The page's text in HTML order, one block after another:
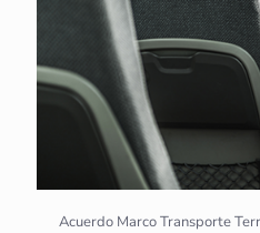
Acuerdo Marco Transporte